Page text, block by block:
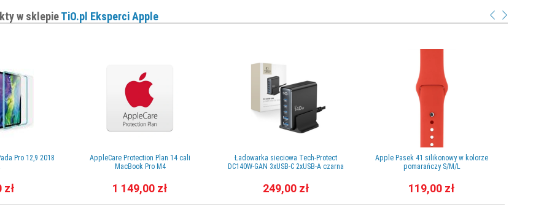
w sklepieTiO.pl Eksperci Apple
Pro 12,9 2018
zł
AppleCare Protection Plan 14 cali
MacBook Pro M4
1 149,00 zł
Ładowarka sieciowa Tech-Protect
DC140W-GAN 3xUSB-C 2xUSB-A czarna
249,00 zł
Apple Pasek 41 silikonowy w kolorze
pomarańczy S/M/L
119,00 zł